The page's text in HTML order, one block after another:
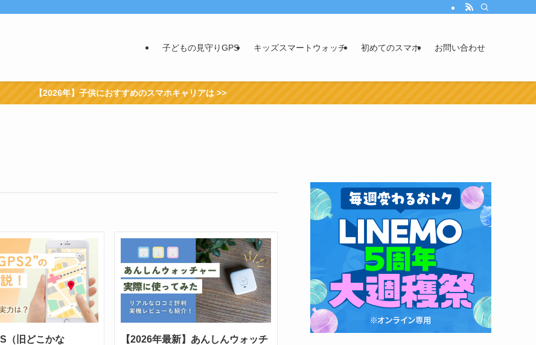
子どもの見守りGPS キッズスマートウォッチ 初めてのスマホ お問い合わせ
【2026年】子供におすすめのスマホキャリアは >>
（旧どこかな
【2026年最新】あんしんウォッチ